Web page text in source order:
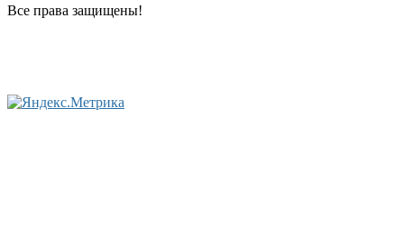
Все права защищены!